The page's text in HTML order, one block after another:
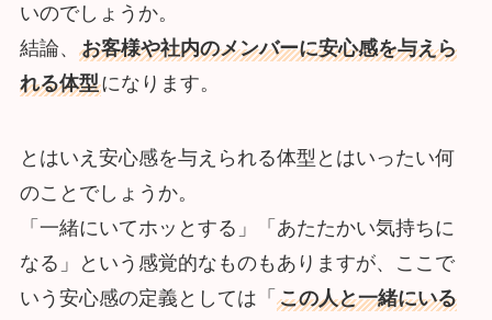
いのでしょうか。
結論、 お客様や社内のメンバーに安心感を与えら
れる体型になります。
とはいえ安心感を与えられる体型とはいったい何
のことでしょうか。
「一緒にいてホッとする」「あたたかい気持ちに
なる」という感覚的なものもありますが、ここで
いう安心感の定義としては「 この人と一緒にいる